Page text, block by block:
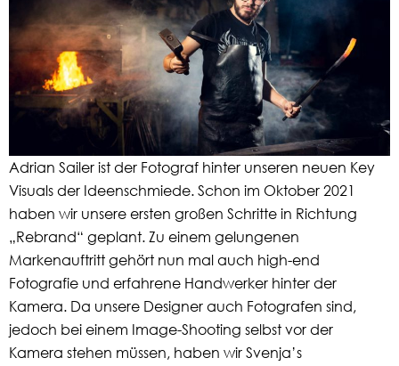
Adrian Sailer ist der Fotograf hinter unseren neuen Key
Visuals der Ideenschmiede. Schon im Oktober 2021
haben wir unsere ersten großen Schritte in Richtung
„Rebrand“ geplant. Zu einem gelungenen
Markenauftritt gehört nun mal auch high-end
Fotografie und erfahrene Handwerker hinter der
Kamera. Da unsere Designer auch Fotografen sind,
jedoch bei einem Image-Shooting selbst vor der
Kamera stehen müssen, haben wir Svenja’s